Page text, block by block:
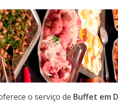
o serviço de Buffet em